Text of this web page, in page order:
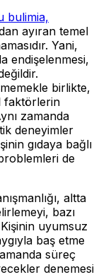
bulimia,
ayıran temel
Yani,
endişelenmesi,
birlikte,
faktörlerin
zamanda
deneyimler
gıdaya bağlı
de
altta
bazı
uyumsuz
baş etme
süreç
denemesi